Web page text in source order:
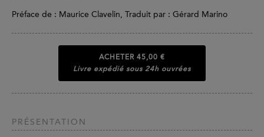
Préface de : Maurice Clavelin, Traduit par : Gérard Marino
ACHETER 45,00 €
Livre expédié sous 24h ouvrées
PRÉSENTATION